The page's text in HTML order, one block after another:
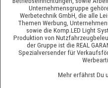
Unternehmensgruppe
Werbetechnik GmbH, die alle
Themen Werbung,
sowie die Komp.LED Light
Produktion von
der Gruppe ist die REAL
Spezialversender für
Mehr erfährst Du